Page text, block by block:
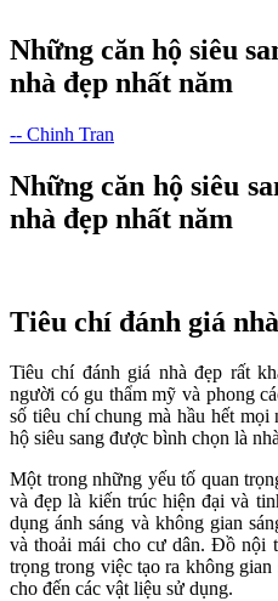
Những căn hộ siêu
nhà đẹp nhất năm
-- Chinh Tran
Những căn hộ siêu
nhà đẹp nhất năm
Tiêu chí đánh giá
Tiêu chí đánh giá nhà đẹp rất
người có gu thẩm mỹ và phong
số tiêu chí chung mà hầu hết
hộ siêu sang được bình chọn là
Một trong những yếu tố quan
và đẹp là kiến trúc hiện đại và
dụng ánh sáng và không gian
và thoải mái cho cư dân. Đồ nội
trọng trong việc tạo ra không
cho đến các vật liệu sử dụng.